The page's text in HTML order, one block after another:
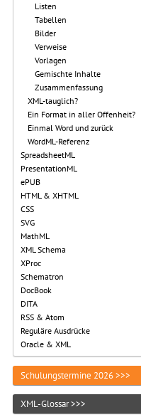
Listen
Tabellen
Bilder
Verweise
Vorlagen
Gemischte Inhalte
Zusammenfassung
XML-tauglich?
Ein Format in aller Offenheit?
Einmal Word und zurück
WordML-Referenz
SpreadsheetML
PresentationML
ePUB
HTML & XHTML
CSS
SVG
MathML
XML Schema
XProc
Schematron
DocBook
DITA
RSS & Atom
Reguläre Ausdrücke
Oracle & XML
Schulungstermine 2026 >>>
XML-Glossar >>>